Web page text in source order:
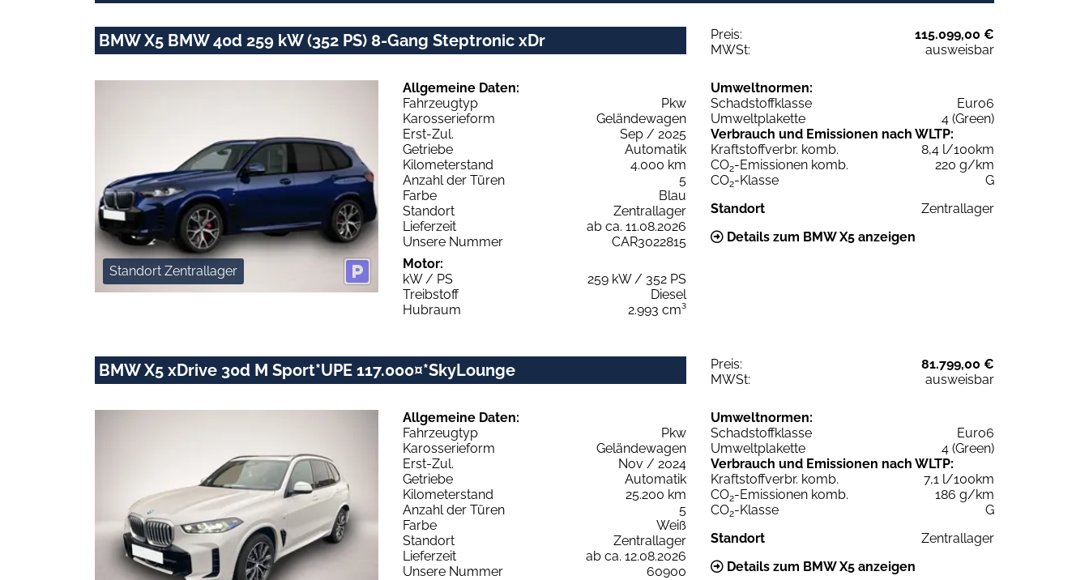
BMW X5 BMW 40d 259 kW (352 PS) 8-Gang Steptronic xDr Preis:
115.099,00 €
MWSt:
ausweisbar
Standort Zentrallager
Allgemeine Daten:
Fahrzeugtyp
Pkw
Karosserieform
Geländewagen
Erst-Zul.
Sep / 2025
Getriebe
Automatik
Kilometerstand
4.000 km
Anzahl der Türen
5
Farbe
Blau
Standort
Zentrallager
Lieferzeit
ab ca. 11.08.2026
Unsere Nummer
CAR3022815
Motor:
kW / PS
259 kW / 352 PS
Treibstoff
Diesel
Hubraum
2.993 cm³
Umweltnormen:
Schadstoffklasse
Euro6
Umweltplakette
4 (Green)
Verbrauch und Emissionen nach WLTP:
Kraftstoffverbr. komb.
8,4 l/100km
CO2-Emissionen komb.
220 g/km
CO2-Klasse
G
Standort
Zentrallager
Details zum BMW X5 anzeigen
BMW X5 xDrive 30d M Sport*UPE 117.000¤*SkyLounge Preis:
81.799,00 €
MWSt:
ausweisbar
Allgemeine Daten:
Fahrzeugtyp
Pkw
Karosserieform
Geländewagen
Erst-Zul.
Nov / 2024
Getriebe
Automatik
Kilometerstand
25.200 km
Anzahl der Türen
5
Farbe
Weiß
Standort
Zentrallager
Lieferzeit
ab ca. 12.08.2026
Unsere Nummer
60900
Umweltnormen:
Schadstoffklasse
Euro6
Umweltplakette
4 (Green)
Verbrauch und Emissionen nach WLTP:
Kraftstoffverbr. komb.
7,1 l/100km
CO2-Emissionen komb.
186 g/km
CO2-Klasse
G
Standort
Zentrallager
Details zum BMW X5 anzeigen